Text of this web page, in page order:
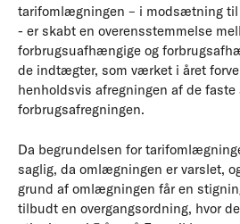
tarifomlægningen – i modsætning
- er skabt en overensstemmelse
forbrugsuafhængige og
de indtægter, som værket i året
henholdsvis afregningen af de faste
forbrugsafregningen.
Da begrundelsen for
saglig, da omlægningen er varslet,
grund af omlægningen får en
tilbudt en overgangsordning, hvor